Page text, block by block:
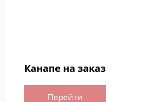
Канапе на заказ
Перейти